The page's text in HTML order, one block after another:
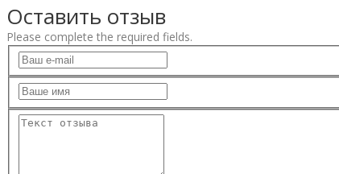
Оставить отзыв
Please complete the required fields.